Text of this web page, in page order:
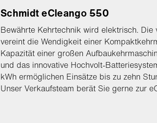
Schmidt eCleango 550
Bewährte Kehrtechnik wird elektrisch.
vereint die Wendigkeit einer
Kapazität einer großen
und das innovative Hochvolt-
kWh ermöglichen Einsätze bis zu zehn
Unser Verkaufsteam berät Sie gerne zur